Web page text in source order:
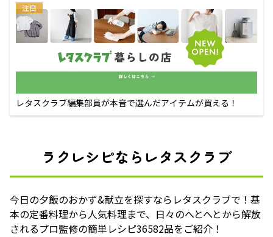
注目
レタスクラブ編集部員が本音で選んだアイテムが買える！
ラクレシピならレタスクラブ
今日の夕飯のおかず&献立を探すならレタスクラブで！基
本の定番料理から人気料理まで、日々のへとへとから解放
されるプロ監修の簡単レシピ36582品をご紹介！